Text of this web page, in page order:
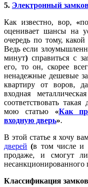
5. Электронный
Как известно, вор, «
оценивает шансы на
очередь по тому,
Ведь если
минут) справиться с
его, то он, скорее
ненадежные дешевые
квартиру от воров,
входная
соответствовать
мою статью «Как
входную дверь».
В этой статье я хочу
дверей (в том числе и
продаже, и смогут
несанкционированного
Классификация